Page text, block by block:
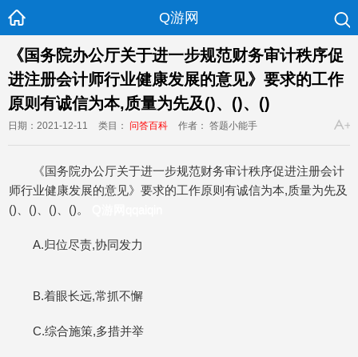
Q游网
《国务院办公厅关于进一步规范财务审计秩序促
进注册会计师行业健康发展的意见》要求的工作
原则有诚信为本,质量为先及()、()、()
日期：2021-12-11 类目： 问答百科 作者： 答题小能手
《国务院办公厅关于进一步规范财务审计秩序促进注册会计
师行业健康发展的意见》要求的工作原则有诚信为本,质量为先及
()、()、()、()。
A.归位尽责,协同发力
B.着眼长远,常抓不懈
C.综合施策,多措并举